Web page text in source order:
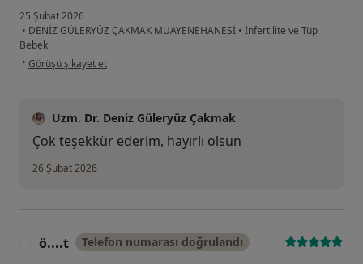
25 Şubat 2026
• DENİZ GÜLERYÜZ ÇAKMAK MUAYENEHANESİ • İnfertilite ve Tüp
Bebek
• kullanıcının görüşüne göre i̇...
Görüşü şikayet et
Uzm. Dr. Deniz Güleryüz Çakmak
Çok teşekkür ederim, hayırlı olsun
26 Şubat 2026
ö....t Telefon numarası doğrulandı